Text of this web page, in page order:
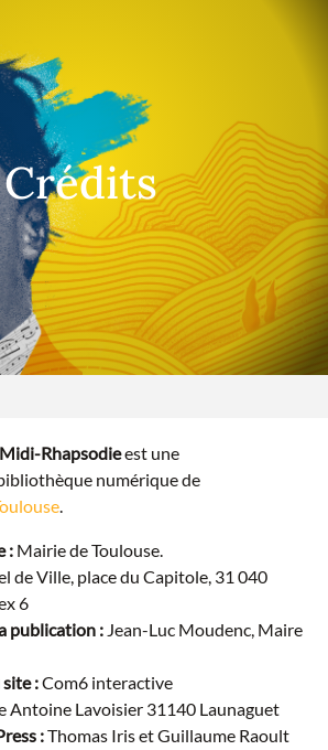
Crédits
Rhapsodieest une
numérique de
.
: Mairie de Toulouse.
de Ville, place du Capitole, 31 040
6
publication : Jean-Luc Moudenc, Maire
:Com6 interactive
Antoine Lavoisier 31140 Launaguet
:Thomas Iris et Guillaume Raoult
cookies